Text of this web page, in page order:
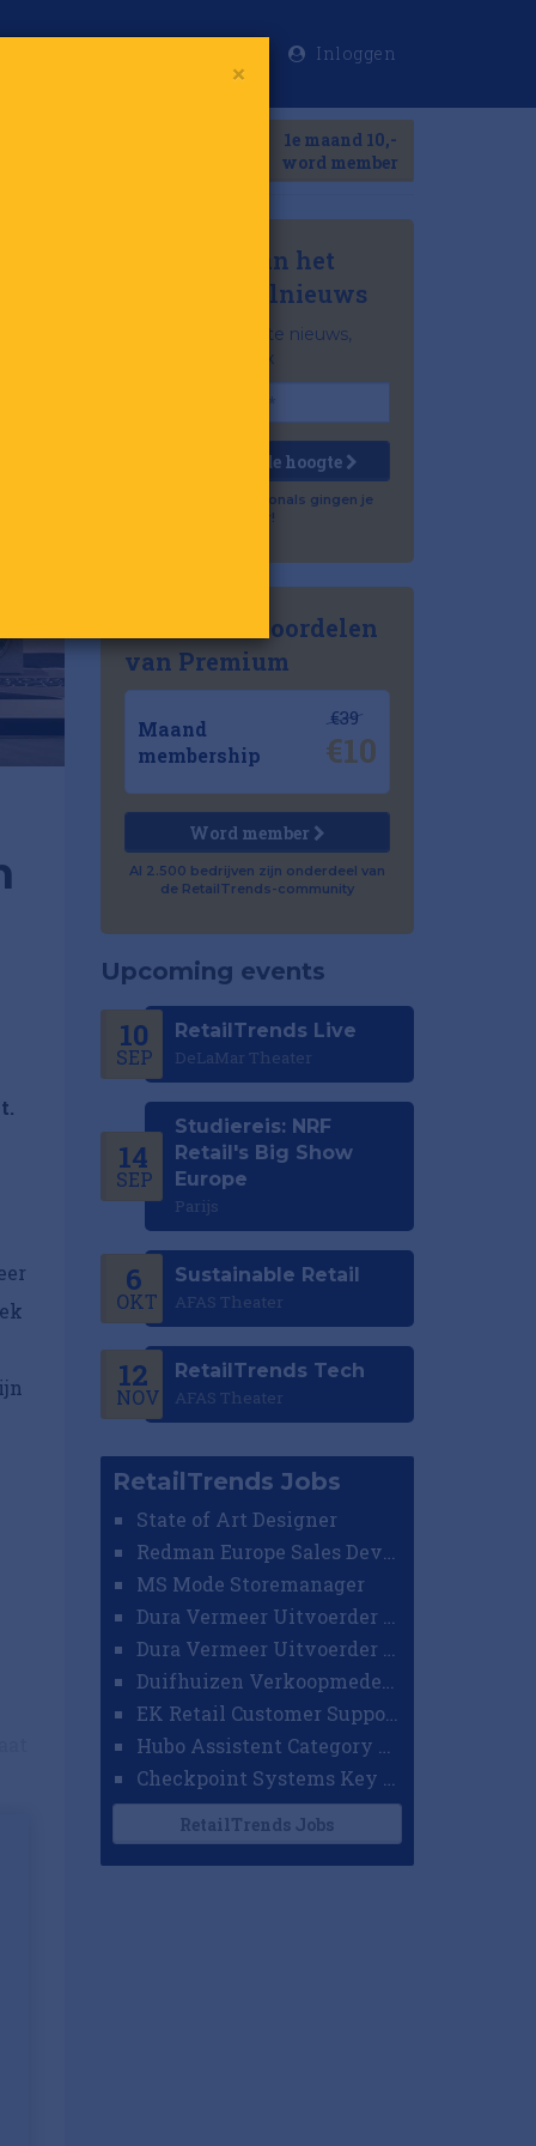
Inloggen
1e maand 10,-
word member
Mis niets van het
laatste retailnieuws
Het belangrijkste nieuws,
gratis in je inbox
Houd mij op de hoogte
Al 57.500 professionals gingen je
voor!
Ontdek de voordelen
van Premium
Maand
membership
€39
€10
Word member
Al 2.500 bedrijven zijn onderdeel van
de RetailTrends-community
Upcoming events
10
SEP
RetailTrends Live
DeLaMar Theater
14
SEP
Studiereis: NRF
Retail's Big Show
Europe
Parijs
6
OKT
Sustainable Retail
AFAS Theater
12
NOV
RetailTrends Tech
AFAS Theater
RetailTrends Jobs
State of Art Designer
MS Mode Storemanager
EK Retail Customer Support Omnichannel
RetailTrends Jobs
×